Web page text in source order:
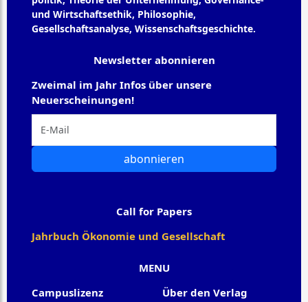
und Wirtschaftsethik, Philosophie,
Gesellschaftsanalyse, Wissenschaftsgeschichte.
MENU
Campuslizenz
Über den Verlag
Newsletter abonnieren
Zweimal im Jahr Infos über unsere
Neuerscheinungen!
abonnieren
Call for Papers
Jahrbuch Ökonomie und Gesellschaft